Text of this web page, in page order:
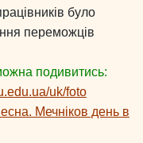
було
переможців
подивитись:
uk/foto
Мечніков день в